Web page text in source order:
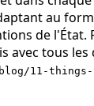
au
de l'État.
avec tous
11-